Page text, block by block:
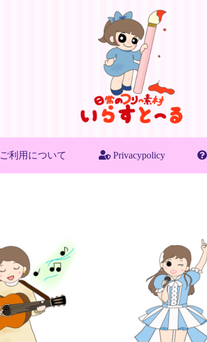
ご利用について Privacypolicy